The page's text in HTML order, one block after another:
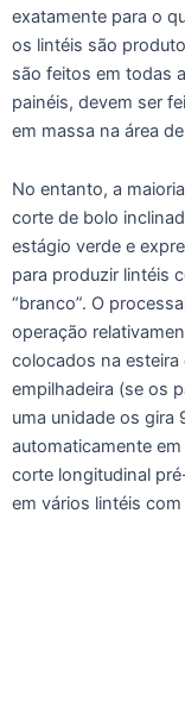
exatamente para o
os lintéis são
são feitos em todas
painéis, devem ser
em massa na área
No entanto, a
corte de bolo
estágio verde e
para produzir lintéis
“branco”. O
operação
colocados na esteira
empilhadeira (se os
uma unidade os gira
automaticamente
corte longitudinal
em vários lintéis